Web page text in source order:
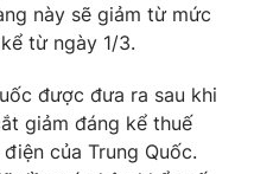
video
Thể thao
này sẽ giảm từ mức
từ ngày 1/3.
được đưa ra sau khi
giảm đáng kể thuế
của Trung Quốc.